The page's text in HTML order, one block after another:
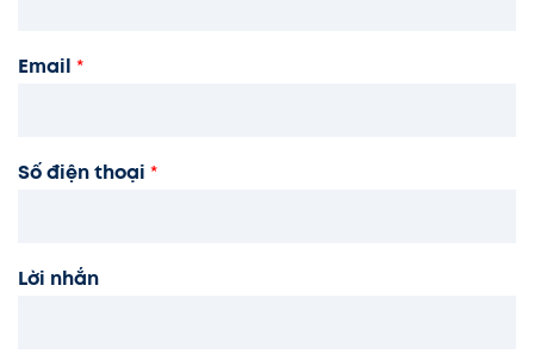
Email *
Số điện thoại *
Lời nhắn